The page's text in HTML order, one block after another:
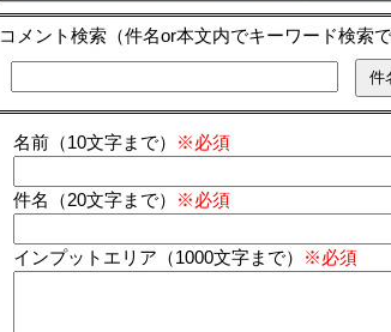
コメント検索 （件名or本文内でキーワード検索で
名前（10文字まで） ※必須
件名（20文字まで） ※必須
インプットエリア（1000文字まで） ※必須